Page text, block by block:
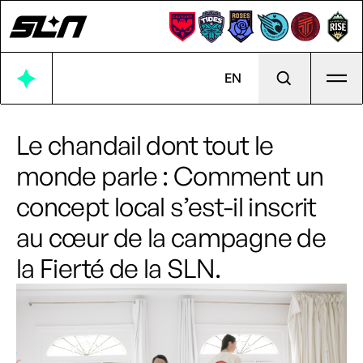
EN
Le chandail dont tout le
monde parle : Comment un
concept local s’est-il inscrit
au cœur de la campagne de
la Fierté de la SLN.